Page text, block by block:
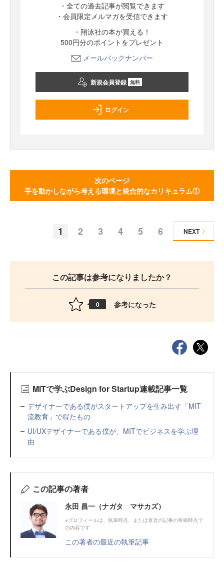
・全ての過去記事が閲覧できます
・会員限定メルマガを受信できます
・翔泳社の本が買える！
500円分のポイントをプレゼント
メールバックナンバー
新規会員登録 無料
ログイン
次のページ
手を動かしながら考える環境と統合的なカリキュラム①
1 2 3 4 5 6 NEXT
この記事は参考になりましたか？
0 参考になった
MITで学ぶDesign for Startup連載記事一覧
デザイナーである僕がスタートアップを生み出す「MIT
流教育」で得たもの
UI/UXデザイナーである僕が、MITでビジネスを学ぶ理
由
この記事の著者
永田 昌一（ナガタ マサカズ）
※プロフィールは、執筆時点、または直近の記事の寄稿時点で
の内容です
この著者の最近の執筆記事